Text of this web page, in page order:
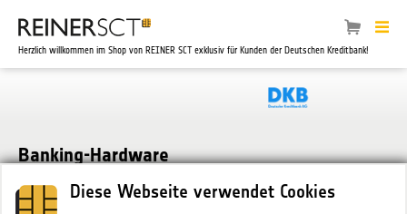
Diese Webseite verwendet Cookies
Herzlich willkommen im Shop von REINER SCT exklusiv für Kunden der Deutschen Kreditbank!
Banking-Hardware